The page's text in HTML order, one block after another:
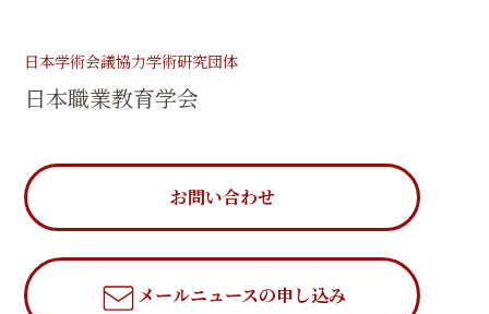
日本学術会議協力学術研究団体
日本職業教育学会
お問い合わせ
メールニュースの申し込み